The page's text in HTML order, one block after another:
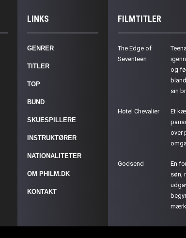
LINKS
GENRER
TITLER
TOP
BUND
SKUESPILLERE
INSTRUKTØRER
NATIONALITETER
OM PHILM.DK
KONTAKT
FILMTITLER
The Edge of
Seventeen
og
sin
Hotel Chevalier
Et
over
Godsend
En
søn,